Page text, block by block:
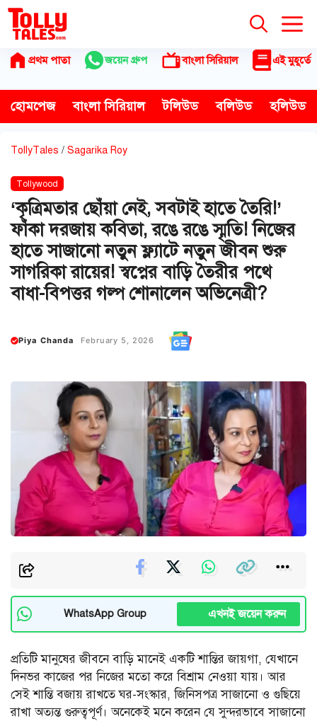
Skip
content
প্রথম পাতা জয়েন গ্রুপ বাংলা সিরিয়াল এই মুহূর্তে
হোমপেজ বাংলা সিরিয়াল টলিউড বলিউড হলিউড
TollyTales / Sagarika Roy
Tollywood
‘কৃত্রিমতার ছোঁয়া নেই, সবটাই হাতে তৈরি!’
ফাঁকা দরজায় কবিতা, রঙে রঙে স্মৃতি! নিজের
হাতে সাজানো নতুন ফ্ল্যাটে নতুন জীবন শুরু
সাগরিকা রায়ের! স্বপ্নের বাড়ি তৈরীর পথে
বাধা-বিপত্তর গল্প শোনালেন অভিনেত্রী?
Piya Chanda February 5, 2026
WhatsApp Group এখনই জয়েন করুন
প্রতিটি মানুষের জীবনে বাড়ি মানেই একটি শান্তির জায়গা, যেখানে
দিনভর কাজের পর নিজের মতো করে বিশ্রাম নেওয়া যায়। আর
সেই শান্তি বজায় রাখতে ঘর-সংস্কার, জিনিসপত্র সাজানো ও গুছিয়ে
রাখা অত্যন্ত গুরুত্বপূর্ণ। অনেকেই মনে করেন যে সুন্দরভাবে সাজানো